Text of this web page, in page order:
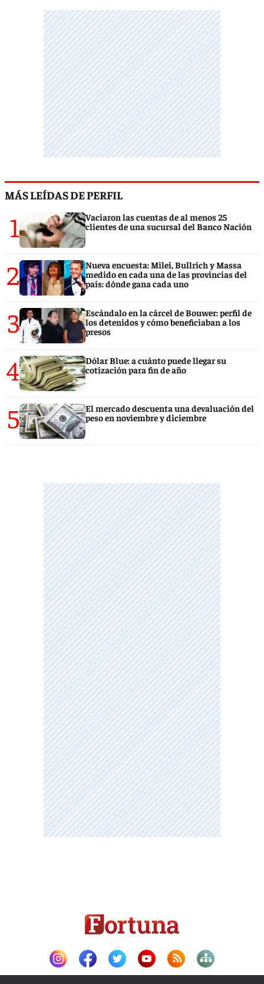
MÁS LEÍDAS DE PERFIL
1
Vaciaron las cuentas de al menos 25
clientes de una sucursal del Banco Nación
2
Nueva encuesta: Milei, Bullrich y Massa
medido en cada una de las provincias del
país: dónde gana cada uno
3
Escándalo en la cárcel de Bouwer: perfil de
los detenidos y cómo beneficiaban a los
presos
4
Dólar Blue: a cuánto puede llegar su
cotización para fin de año
5
El mercado descuenta una devaluación del
peso en noviembre y diciembre